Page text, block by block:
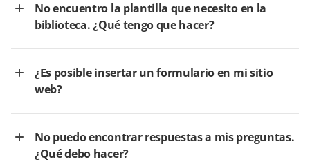
No encuentro la plantilla que necesito en la
biblioteca. ¿Qué tengo que hacer?
¿Es posible insertar un formulario en mi sitio
web?
No puedo encontrar respuestas a mis preguntas.
¿Qué debo hacer?